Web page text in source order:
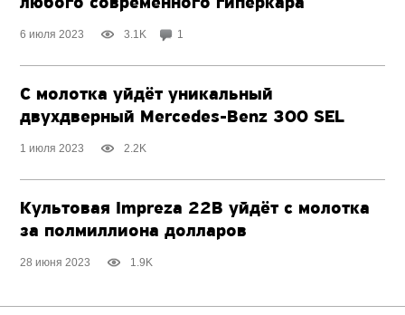
любого современного гиперкара
6 июля 2023 3.1K 1
С молотка уйдёт уникальный
двухдверный Mercedes-Benz 300 SEL
1 июля 2023 2.2K
Культовая Impreza 22B уйдёт с молотка
за полмиллиона долларов
28 июня 2023 1.9K